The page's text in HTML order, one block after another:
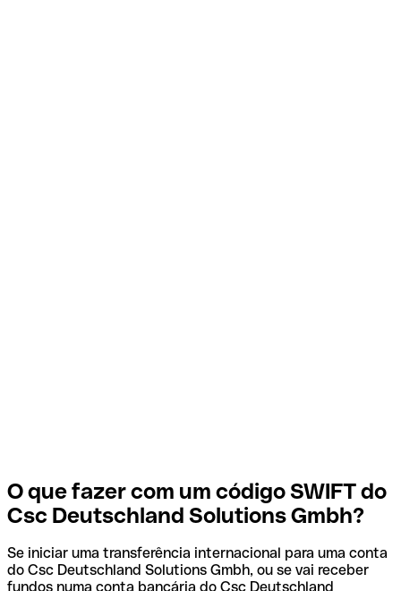
O que fazer com um código SWIFT do
Csc Deutschland Solutions Gmbh?
Se iniciar uma transferência internacional para uma conta
do Csc Deutschland Solutions Gmbh, ou se vai receber
fundos numa conta bancária do Csc Deutschland